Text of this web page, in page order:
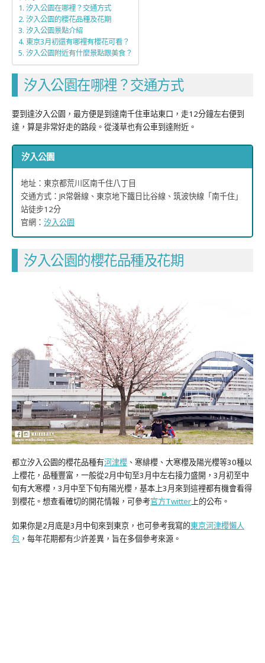
汐入公園在哪裡？交通方式
汐入公園的櫻花品種及花期
汐入公園景點介紹
東京3月初還有哪裡有櫻花可看？
汐入公園附近有什麼景點跟美食？
汐入公園在哪裡？交通方式
要到達汐入公園，最方便是到達南千住車站東口，走12分鐘左右便到
達，算是非常好走的路段。從淺草也有公車到達附近。
汐入公園
地址：東京都荒川区南千住八丁目
交通方式：JR常磐線、東京地下鐵日比谷線、筑波快線「南千住」
站徒步12分
官網：汐入公園
汐入公園的櫻花品種及花期
都立汐入公園的櫻花品種有河津櫻 、寒緋櫻、大寒櫻及陽光櫻等30種以
上櫻花，品種豐富，一般從2月中旬至3月中左右接力盛開，3月初至中
旬有大寒櫻，3月中至下旬有陽光櫻，基本上3月來到這裡都有機會看得
到櫻花。想查看確切的開花情報，可參考官方Twitter 上的公布。
如果你是2月底是3月中旬來到東京，也可參考我寫的東京河津櫻懶人
包 ，每年花期都有少許差異，旨在多個參考來源。